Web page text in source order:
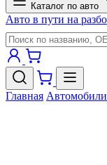
Каталог по авто
Авто в пути на
Главная Автомобили